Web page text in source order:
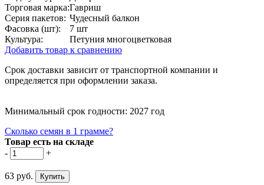
Торговая марка:Гавриш
Серия пакетов: Чудесный балкон
Фасовка (шт):
7 шт
Культура:
Петуния многоцветковая
Добавить товар к сравнению
Срок доставки зависит от транспортной компании и
определяется при оформлении заказа.
Минимальный срок годности: 2027 год
Сколько семян в 1 грамме?
Товар есть на складе
-
+
63 руб.